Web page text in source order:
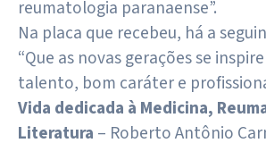
reumatologia paranaense”.
Na placa que recebeu, há a
“Que as novas gerações se
talento, bom caráter e
Vida dedicada à Medicina,
Literatura – Roberto Antônio